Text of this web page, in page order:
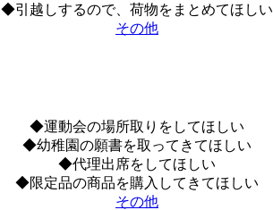
◆引越しするので、荷物をまとめてほしい
その他
◆運動会の場所取りをしてほしい
◆幼稚園の願書を取ってきてほしい
◆代理出席をしてほしい
◆限定品の商品を購入してきてほしい
その他